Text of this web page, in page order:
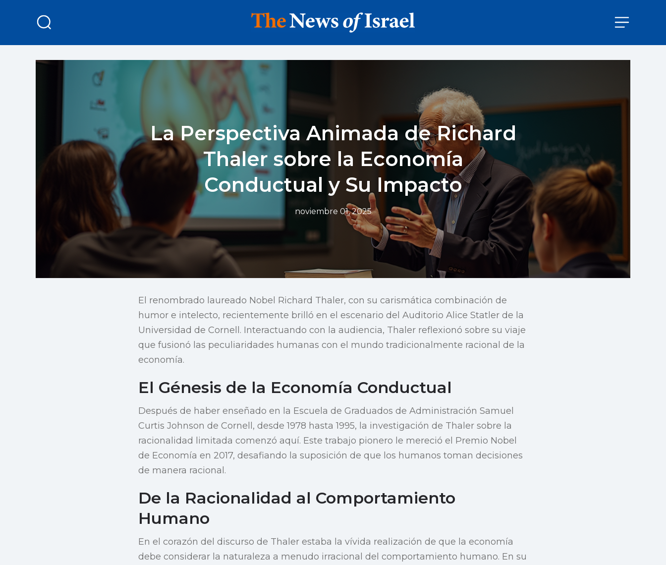
La Perspectiva Animada de Richard
Thaler sobre la Economía
Conductual y Su Impacto
noviembre 01, 2025
El renombrado laureado Nobel Richard Thaler, con su carismática combinación de
humor e intelecto, recientemente brilló en el escenario del Auditorio Alice Statler de la
Universidad de Cornell. Interactuando con la audiencia, Thaler reflexionó sobre su viaje
que fusionó las peculiaridades humanas con el mundo tradicionalmente racional de la
economía.
El Génesis de la Economía Conductual
Después de haber enseñado en la Escuela de Graduados de Administración Samuel
Curtis Johnson de Cornell, desde 1978 hasta 1995, la investigación de Thaler sobre la
racionalidad limitada comenzó aquí. Este trabajo pionero le mereció el Premio Nobel
de Economía en 2017, desafiando la suposición de que los humanos toman decisiones
de manera racional.
De la Racionalidad al Comportamiento
Humano
En el corazón del discurso de Thaler estaba la vívida realización de que la economía
debe considerar la naturaleza a menudo irracional del comportamiento humano. En su